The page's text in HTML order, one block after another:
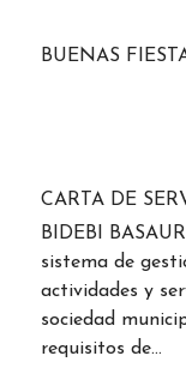
BUENAS
CARTA DE
BIDEBI
sistema de
actividades y
sociedad
requisitos de…